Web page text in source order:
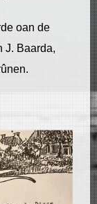
oan de
J. Baarda,